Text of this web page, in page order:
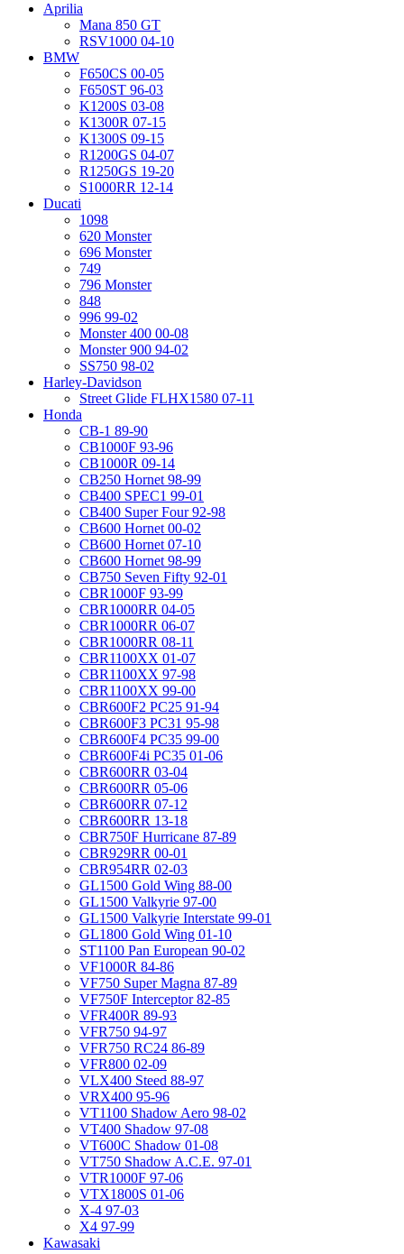
Aprilia
Mana 850 GT
RSV1000 04-10
BMW
F650CS 00-05
F650ST 96-03
K1200S 03-08
K1300R 07-15
K1300S 09-15
R1200GS 04-07
R1250GS 19-20
S1000RR 12-14
Ducati
1098
620 Monster
696 Monster
749
796 Monster
848
996 99-02
Monster 400 00-08
Monster 900 94-02
SS750 98-02
Harley-Davidson
Street Glide FLHX1580 07-11
Honda
CB-1 89-90
CB1000F 93-96
CB1000R 09-14
CB250 Hornet 98-99
CB400 SPEC1 99-01
CB400 Super Four 92-98
CB600 Hornet 00-02
CB600 Hornet 07-10
CB600 Hornet 98-99
CB750 Seven Fifty 92-01
CBR1000F 93-99
CBR1000RR 04-05
CBR1000RR 06-07
CBR1000RR 08-11
CBR1100XX 01-07
CBR1100XX 97-98
CBR1100XX 99-00
CBR600F2 PC25 91-94
CBR600F3 PC31 95-98
CBR600F4 PC35 99-00
CBR600F4i PC35 01-06
CBR600RR 03-04
CBR600RR 05-06
CBR600RR 07-12
CBR600RR 13-18
CBR750F Hurricane 87-89
CBR929RR 00-01
CBR954RR 02-03
GL1500 Gold Wing 88-00
GL1500 Valkyrie 97-00
GL1500 Valkyrie Interstate 99-01
GL1800 Gold Wing 01-10
ST1100 Pan European 90-02
VF1000R 84-86
VF750 Super Magna 87-89
VF750F Interceptor 82-85
VFR400R 89-93
VFR750 94-97
VFR750 RC24 86-89
VFR800 02-09
VLX400 Steed 88-97
VRX400 95-96
VT1100 Shadow Aero 98-02
VT400 Shadow 97-08
VT600C Shadow 01-08
VT750 Shadow A.C.E. 97-01
VTR1000F 97-06
VTX1800S 01-06
X-4 97-03
X4 97-99
Kawasaki